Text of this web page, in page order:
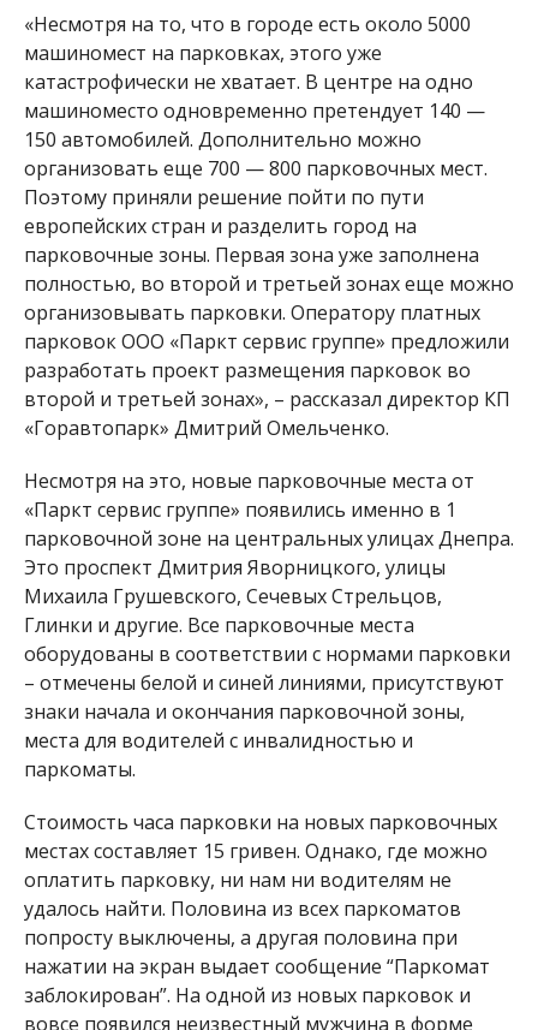
«Несмотря на то, что в городе есть около 5000
машиномест на парковках, этого уже
катастрофически не хватает. В центре на одно
машиноместо одновременно претендует 140 —
150 автомобилей. Дополнительно можно
организовать еще 700 — 800 парковочных мест.
Поэтому приняли решение пойти по пути
европейских стран и разделить город на
парковочные зоны. Первая зона уже заполнена
полностью, во второй и третьей зонах еще можно
организовывать парковки. Оператору платных
парковок ООО «Паркт сервис группе» предложили
разработать проект размещения парковок во
второй и третьей зонах», – рассказал директор КП
«Горавтопарк» Дмитрий Омельченко.
Несмотря на это, новые парковочные места от
«Паркт сервис группе» появились именно в 1
парковочной зоне на центральных улицах Днепра.
Это проспект Дмитрия Яворницкого, улицы
Михаила Грушевского, Сечевых Стрельцов,
Глинки и другие. Все парковочные места
оборудованы в соответствии с нормами парковки
– отмечены белой и синей линиями, присутствуют
знаки начала и окончания парковочной зоны,
места для водителей с инвалидностью и
паркоматы.
Стоимость часа парковки на новых парковочных
местах составляет 15 гривен. Однако, где можно
оплатить парковку, ни нам ни водителям не
удалось найти. Половина из всех паркоматов
попросту выключены, а другая половина при
нажатии на экран выдает сообщение “Паркомат
заблокирован”. На одной из новых парковок и
вовсе появился неизвестный мужчина в форме